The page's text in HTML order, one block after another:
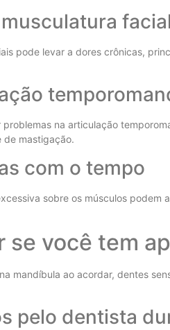
facial
pode levar a dores crônicas,
na articulação
de mastigação.
com o tempo
sobre os músculos
se você tem
mandíbula ao acordar, dentes
pelo dentista